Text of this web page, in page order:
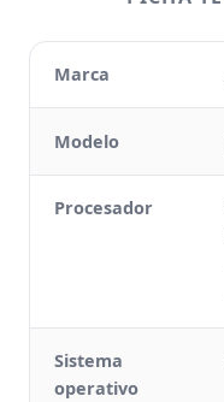
Marca
Modelo
Procesador
Sistema
operativo